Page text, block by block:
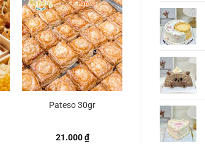
Pateso 30gr
21.000₫